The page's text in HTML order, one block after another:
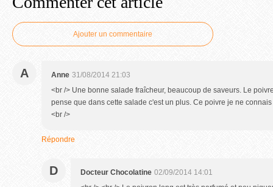
Ajouter un commentaire
A Anne 31/08/2014 21:03
<br /> Une bonne salade fraîcheur, beaucoup de saveurs. Le
pense que dans cette salade c'est un plus. Ce poivre je ne
<br />
Répondre
D Docteur Chocolatine 02/09/2014 14:01